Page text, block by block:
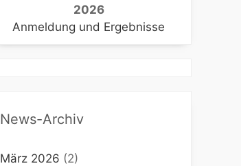
2026
Anmeldung und Ergebnisse
News-Archiv
März 2026 (2)